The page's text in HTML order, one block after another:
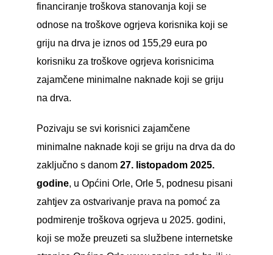
financiranje troškova stanovanja koji se
odnose na troškove ogrjeva korisnika koji se
griju na drva je iznos od 155,29 eura po
korisniku za troškove ogrjeva korisnicima
zajamčene minimalne naknade koji se griju
na drva.
Pozivaju se svi korisnici zajamčene
minimalne naknade koji se griju na drva da do
zaključno s danom 27. listopadom 2025.
godine, u Općini Orle, Orle 5, podnesu pisani
zahtjev za ostvarivanje prava na pomoć za
podmirenje troškova ogrjeva u 2025. godini,
koji se može preuzeti sa službene internetske